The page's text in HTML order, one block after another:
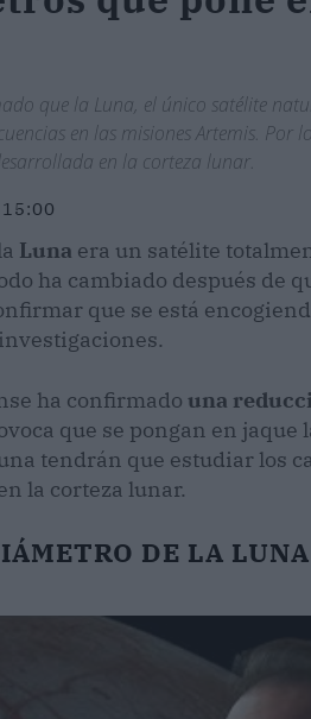
que la Luna, el único satélite
en las misiones Artemis. Por
en la corteza lunar.
Luna era un satélite
ha cambiado después de
que se está
ha confirmado una
que se pongan en jaque
tendrán que estudiar los
la corteza lunar.
DE LA